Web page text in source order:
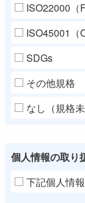
ISO22000（
ISO45001（
SDGs
その他規格
なし（規格未
個人情報の取り
下記個人情